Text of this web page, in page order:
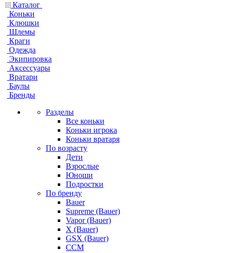
Каталог
Коньки
Клюшки
Шлемы
Краги
Одежда
Экипировка
Аксессуары
Вратари
Баулы
Бренды
Разделы
Все коньки
Коньки игрока
Коньки вратаря
По возрасту
Дети
Взрослые
Юноши
Подростки
По бренду
Bauer
Supreme (Bauer)
Vapor (Bauer)
X (Bauer)
GSX (Bauer)
CCM